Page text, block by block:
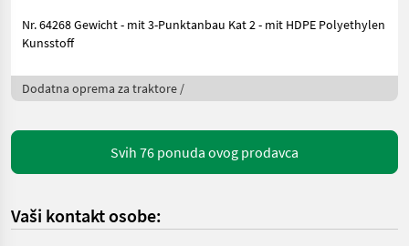
Nr. 64268 Gewicht - mit 3-Punktanbau Kat 2 - mit HDPE Polyethylen
Kunsstoff
Dodatna oprema za traktore /
Svih 76 ponuda ovog prodavca
Vaši kontakt osobe: